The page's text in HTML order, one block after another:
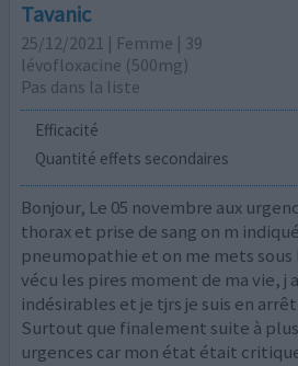
Tavanic
25/12/2021 | Femme | 39
lévofloxacine (500mg)
Pas dans la liste
Efficacité
Quantité effets secondaires
Bonjour, Le 05 novembre aux
thorax et prise de sang on m
pneumopathie et on me mets sous
vécu les pires moment de ma vie, j
indésirables et je tjrs je suis en
Surtout que finalement suite à
urgences car mon état était